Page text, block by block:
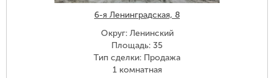
6-я Ленинградская, 8
Округ: Ленинский
Площадь: 35
Тип сделки: Продажа
1 комнатная